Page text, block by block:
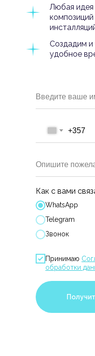
Любая
Создадим и
удобное
Введите ваше
+357
Опишите
Как с вами
WhatsApp
Telegram
Звонок
Принимаю
обработки